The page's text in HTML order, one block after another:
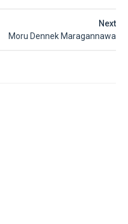
Next
Moru Dennek Maragannawa